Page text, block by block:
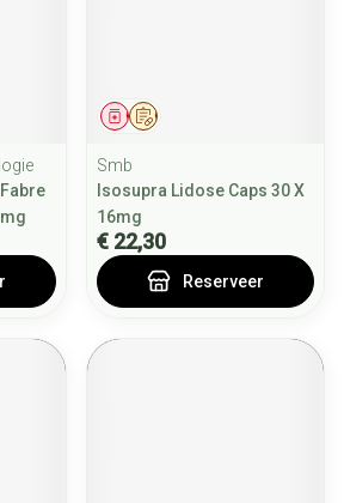
Op voorschrift
Geneesmiddel
Smb
Isosupra Lidose Caps 30 X
16mg
€ 22,30
Reserveer